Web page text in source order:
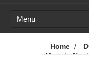
Home /
Max
/